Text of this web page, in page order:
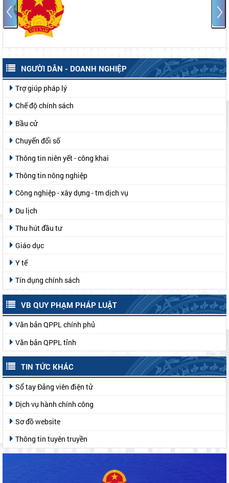
NGƯỜI DÂN - DOANH NGHIỆP
Trợ giúp pháp lý
Chế độ chính sách
Bầu cử
Chuyển đổi số
Thông tin niên yết - công khai
Thông tin nông nghiệp
Công nghiệp - xây dựng - tm dịch vụ
Du lịch
Thu hút đầu tư
Giáo dục
Y tế
Tín dụng chính sách
VB QUY PHẠM PHÁP LUẬT
Văn bản QPPL chính phủ
Văn bản QPPL tỉnh
TIN TỨC KHÁC
Sổ tay Đảng viên điện tử
Dịch vụ hành chính công
Sơ đồ website
Thông tin tuyên truyền